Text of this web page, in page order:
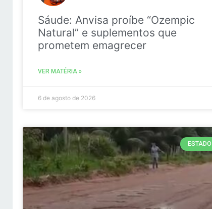
Sáude: Anvisa proíbe “Ozempic
Natural” e suplementos que
prometem emagrecer
VER MATÉRIA »
6 de agosto de 2026
ESTADO